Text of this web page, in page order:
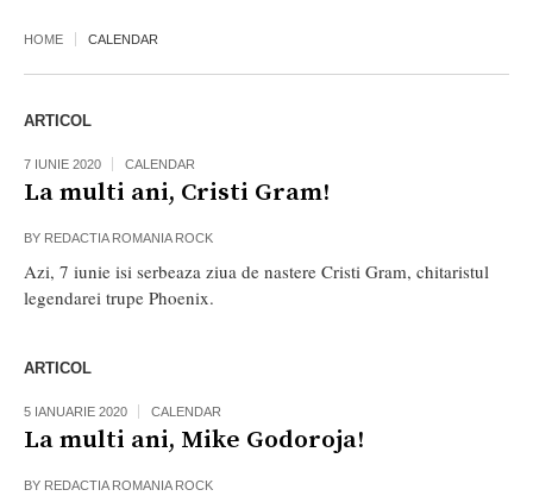
HOME CALENDAR
ARTICOL
7 IUNIE 2020 CALENDAR
La multi ani, Cristi Gram!
BY REDACTIA ROMANIA ROCK
Azi, 7 iunie isi serbeaza ziua de nastere Cristi Gram, chitaristul
legendarei trupe Phoenix.
ARTICOL
5 IANUARIE 2020 CALENDAR
La multi ani, Mike Godoroja!
BY REDACTIA ROMANIA ROCK